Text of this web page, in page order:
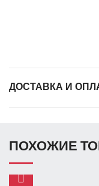
ДОСТАВКА И
ПОХОЖИЕ